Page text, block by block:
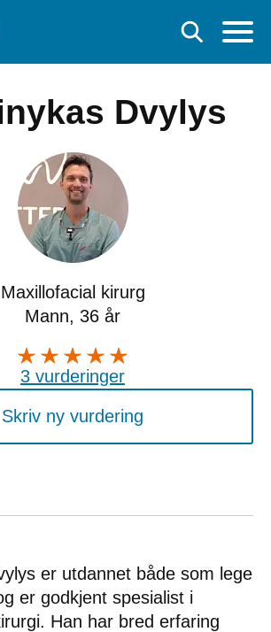
Dvylys
Maxillofacial kirurg
Mann, 36 år
3 vurderinger
Skriv ny vurdering
er utdannet både som lege
er godkjent spesialist i
Han har bred erfaring